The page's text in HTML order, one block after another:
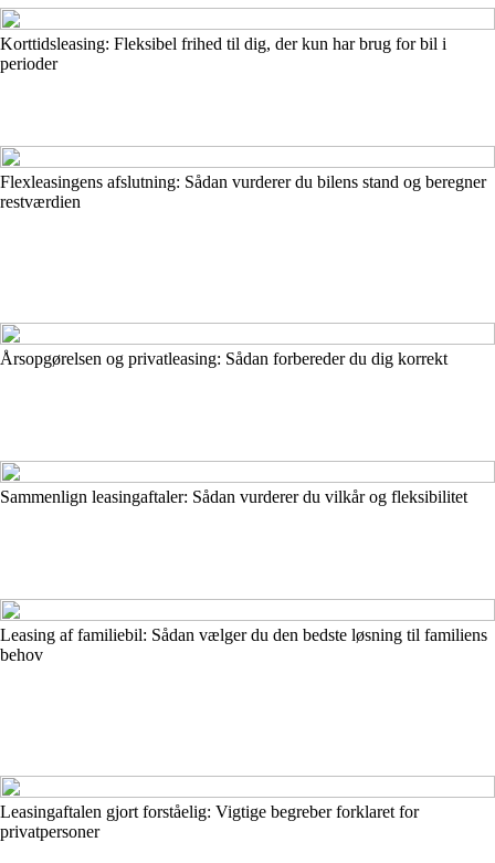
Korttidsleasing: Fleksibel frihed til dig, der kun har brug for bil i
perioder
Flexleasingens afslutning: Sådan vurderer du bilens stand og beregner
restværdien
Årsopgørelsen og privatleasing: Sådan forbereder du dig korrekt
Sammenlign leasingaftaler: Sådan vurderer du vilkår og fleksibilitet
Leasing af familiebil: Sådan vælger du den bedste løsning til familiens
behov
Leasingaftalen gjort forståelig: Vigtige begreber forklaret for
privatpersoner